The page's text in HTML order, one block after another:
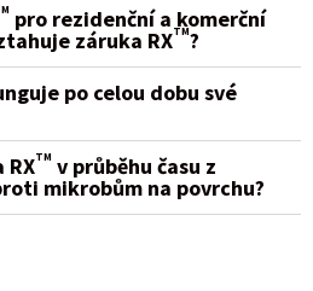
pro rezidenční a komerční
záruka RXTM?
po celou dobu své
RXTM v průběhu času z
mikrobům na povrchu?